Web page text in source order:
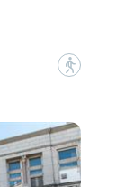
?